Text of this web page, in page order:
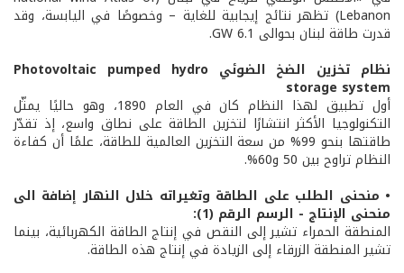
Lebanon) تظهر نتائج إيجابية للغاية – وخصوصًا في اليابسة، وقد
قدرت طاقة لبنان بحوالى 6.1 GW.
نظام تخزين الضخ الضوئي Photovoltaic pumped hydro
storage system
أول تطبيق لهذا النظام كان في العام 1890، وهو حاليًا يمثّل
التكنولوجيا الأكثر انتشارًا لتخزين الطاقة على نطاق واسع، إذ تقدّر
طاقتها بنحو 99% من سعة التخزين العالمية للطاقة، علمًا أن كفاءة
النظام تراوح بين 50 و60%.
• منحنى الطلب على الطاقة وتغيراته خلال النهار إضافة الى
منحنى الإنتاج - الرسم الرقم (1):
المنطقة الحمراء تشير إلى النقص في إنتاج الطاقة الكهربائية، بينما
تشير المنطقة الزرقاء إلى الزيادة في إنتاج هذه الطاقة.